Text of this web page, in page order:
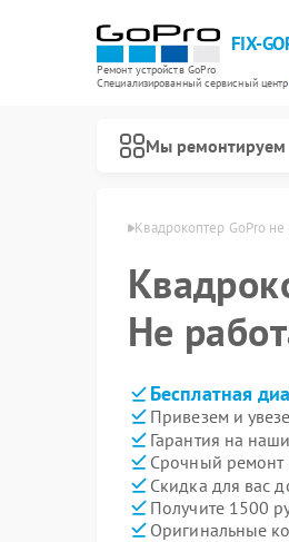
FIX-
Ремонт устройств GoPro
Специализированный cервисный центр
Мы ремонтируем
GoPro в Москве Квадрокоптер GoPro
Не
Бесплатная
Привезем и
Гарантия на
Срочный ремонт
Скидка для вас
Получите 1500
Оригинальные